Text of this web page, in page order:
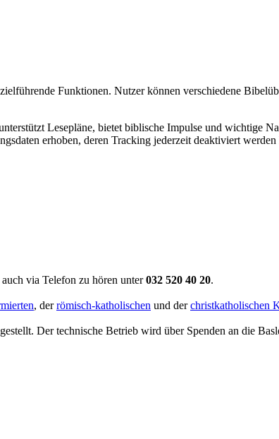
Funktionen. Nutzer können verschiedene
Lesepläne, bietet biblische Impulse und wichtige
erhoben, deren Tracking jederzeit deaktiviert werden
via Telefon zu hören unter032 520 40 20.
, derrömisch-katholischen und derchristkatholischen
Der technische Betrieb wird über Spenden an die